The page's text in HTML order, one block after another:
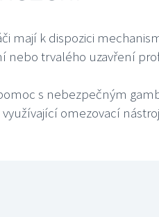
mají k dispozici
trvalého uzavření
s nebezpečným
omezovací